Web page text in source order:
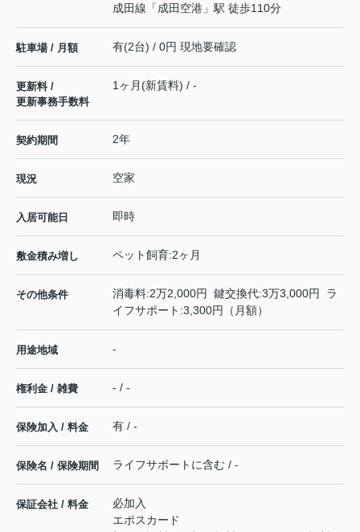
成田線 「成田空港 」駅 徒歩110分
駐車場 / 月額 有(2台) / 0円 現地要確認
更新料 /
更新事務手数料
1ヶ月(新賃料) / -
契約期間 2年
現況 空家
入居可能日 即時
敷金積み増し ペット飼育:2ヶ月
その他条件
消毒料:2万2,000円 鍵交換代:3万3,000円 ラ
イフサポート:3,300円（月額）
用途地域 -
権利金 / 雑費 - / -
保険加入 / 料金 有 / -
保険名 / 保険期間 ライフサポートに含む / -
保証会社 / 料金
必加入
エポスカード